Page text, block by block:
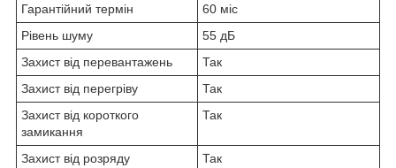
Гарантійний термін
60 міс
Рівень шуму
55 дБ
Захист від перевантажень
Так
Захист від перегріву
Так
Захист від короткого
замикання
Так
Захист від розряду
Так